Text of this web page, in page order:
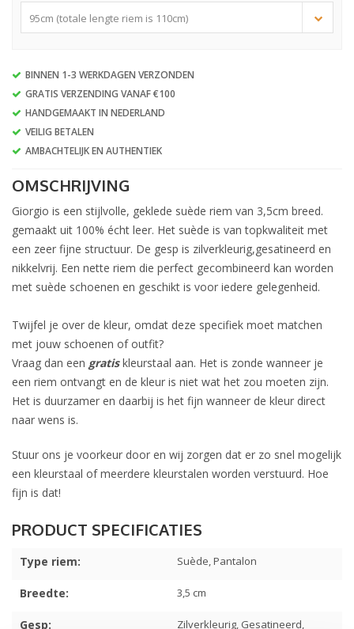
95cm (totale lengte riem is 110cm)
BINNEN 1-3 WERKDAGEN VERZONDEN
GRATIS VERZENDING VANAF €100
HANDGEMAAKT IN NEDERLAND
VEILIG BETALEN
AMBACHTELIJK EN AUTHENTIEK
OMSCHRIJVING
Giorgio is een stijlvolle, geklede suède riem van 3,5cm breed.
gemaakt uit 100% écht leer. Het suède is van topkwaliteit met
een zeer fijne structuur. De gesp is zilverkleurig,gesatineerd en
nikkelvrij. Een nette riem die perfect gecombineerd kan worden
met suède schoenen en geschikt is voor iedere gelegenheid.
Twijfel je over de kleur, omdat deze specifiek moet matchen
met jouw schoenen of outfit?
Vraag dan een gratiskleurstaal aan. Het is zonde wanneer je
een riem ontvangt en de kleur is niet wat het zou moeten zijn.
Het is duurzamer en daarbij is het fijn wanneer de kleur direct
naar wens is.
Stuur ons je voorkeur door en wij zorgen dat er zo snel mogelijk
een kleurstaal of meerdere kleurstalen worden verstuurd. Hoe
fijn is dat!
Type riem: Suède, Pantalon
Breedte: 3,5 cm
Gesp: Zilverkleurig, Gesatineerd,